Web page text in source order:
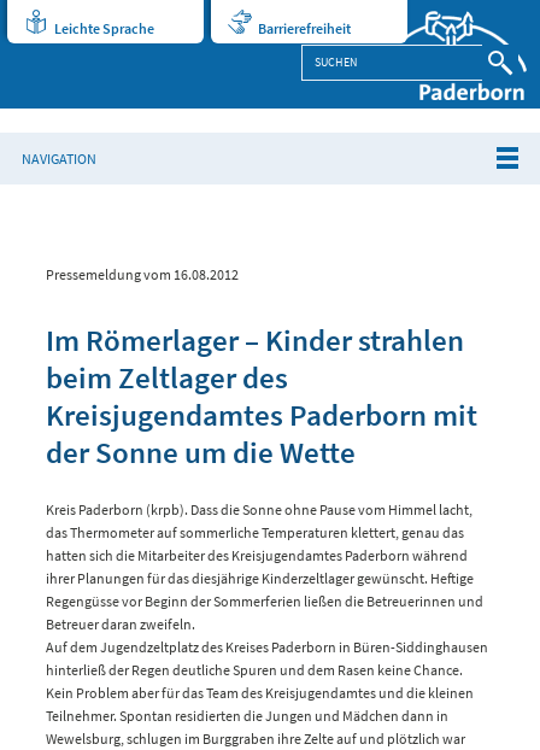
Leichte Sprache Barrierefreiheit
NAVIGATION
Pressemeldung vom 16.08.2012
Im Römerlager – Kinder strahlen
beim Zeltlager des
Kreisjugendamtes Paderborn mit
der Sonne um die Wette
Kreis Paderborn (krpb). Dass die Sonne ohne Pause vom Himmel lacht,
das Thermometer auf sommerliche Temperaturen klettert, genau das
hatten sich die Mitarbeiter des Kreisjugendamtes Paderborn während
ihrer Planungen für das diesjährige Kinderzeltlager gewünscht. Heftige
Regengüsse vor Beginn der Sommerferien ließen die Betreuerinnen und
Betreuer daran zweifeln.
Auf dem Jugendzeltplatz des Kreises Paderborn in Büren-Siddinghausen
hinterließ der Regen deutliche Spuren und dem Rasen keine Chance.
Kein Problem aber für das Team des Kreisjugendamtes und die kleinen
Teilnehmer. Spontan residierten die Jungen und Mädchen dann in
Wewelsburg, schlugen im Burggraben ihre Zelte auf und plötzlich war